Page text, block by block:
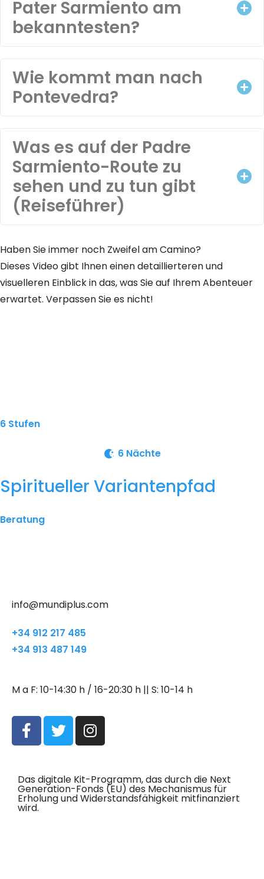
Pater Sarmiento am
bekanntesten?
Wie kommt man nach
Pontevedra?
Was es auf der Padre
Sarmiento-Route zu
sehen und zu tun gibt
(Reiseführer)
Haben Sie immer noch Zweifel am Camino?
Dieses Video gibt Ihnen einen detaillierteren und
visuelleren Einblick in das, was Sie auf Ihrem Abenteuer
erwartet. Verpassen Sie es nicht!
6 Stufen
6 Nächte
Spiritueller Variantenpfad
Beratung
info@mundiplus.com
+34 912 217 485
+34 913 487 149
M a F: 10-14:30 h / 16-20:30 h || S: 10-14 h
Das digitale Kit-Programm, das durch die Next
Generation-Fonds (EU) des Mechanismus für
Erholung und Widerstandsfähigkeit mitfinanziert
wird.